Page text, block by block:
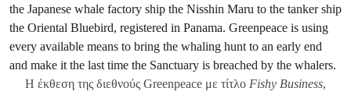
Η έκθεση της διεθνούς Greenpeace με τίτλο Fishy Business,